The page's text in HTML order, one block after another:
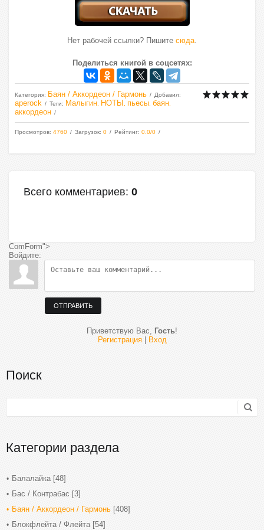
Нет рабочей ссылки? Пишите сюда.
Поделиться книгой в соцсетях:
Категория: Баян / Аккордеон / Гармонь Добавил:
aperock Теги: Малыгин НОТЫ пьесы баян
аккордеон
Просмотров: 4760 Загрузок: 0 Рейтинг: 0.0/0
Всего комментариев: 0
ComForm">
Войдите:
ОТПРАВИТЬ
Приветствую Вас, Гость!
Регистрация| Вход
Поиск
Категории раздела
Балалайка [48]
Бас / Контрабас [3]
Баян / Аккордеон / Гармонь [408]
Блокфлейта / Флейта [54]